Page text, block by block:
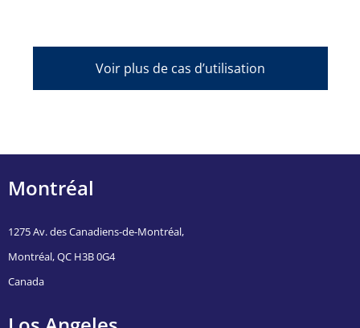
Voir plus de cas d’utilisation
Montréal
1275 Av. des Canadiens-de-Montréal,
Montréal, QC H3B 0G4
Canada